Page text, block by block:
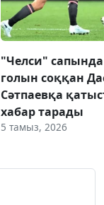
"Челси"
голын соққан
Сәтпаевқа
хабар тарады
5 тамыз, 2026